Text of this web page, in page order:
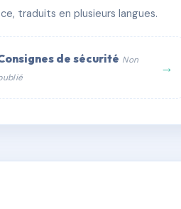
traduits en plusieurs langues.
de sécurité Non
→